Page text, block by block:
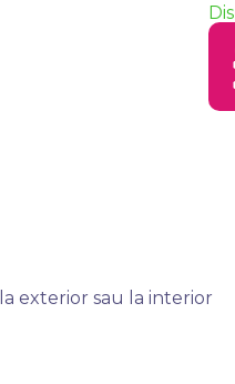
exterior sau la interior